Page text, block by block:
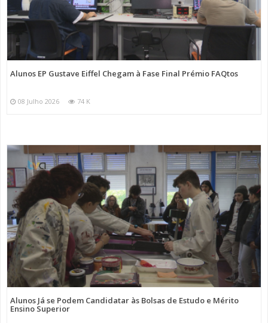
Alunos EP Gustave Eiffel Chegam à Fase Final Prémio FAQtos
08 Julho 2026 74 K
Alunos Já se Podem Candidatar às Bolsas de Estudo e Mérito
Ensino Superior